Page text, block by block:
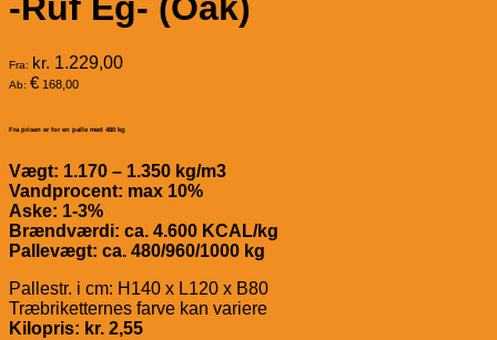
-Ruf Eg- (Oak)
Fra: kr. 1.229,00
Ab: € 168,00
Fra prisen er for en palle med 480 kg
Vægt: 1.170 – 1.350 kg/m3
Vandprocent: max 10%
Aske: 1-3%
Brændværdi: ca. 4.600 KCAL/kg
Pallevægt: ca. 480/960/1000 kg
Pallestr. i cm: H140 x L120 x B80
Træbriketternes farve kan variere
Kilopris: kr. 2,55